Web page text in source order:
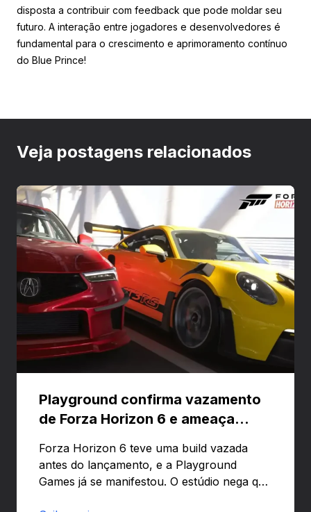
disposta a contribuir com feedback que pode moldar seu
futuro. A interação entre jogadores e desenvolvedores é
fundamental para o crescimento e aprimoramento contínuo
do Blue Prince!
Veja postagens relacionados
Playground confirma vazamento
de Forza Horizon 6 e ameaça
Forza Horizon 6 teve uma build vazada
antes do lançamento, e a Playground
Games já se manifestou. O estúdio nega que